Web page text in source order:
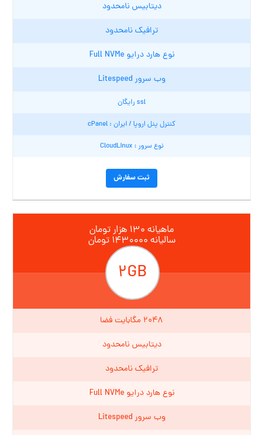
دیتابیس نامحدود
ترافیک نامحدود
نوع هارد درایو Full NVMe
وب سرور Litespeed
ssl رایگان
کنترل پنل اروپا / ایران : cPanel
نوع سرور : CloudLinux
ثبت سفارش
ماهیانه ۱۳۰ هزار تومان
سالیانه ۱۴۳۰۰۰۰ تومان
۲GB
۲۰۴۸ مگابایت فضا
دیتابیس نامحدود
ترافیک نامحدود
نوع هارد درایو Full NVMe
وب سرور Litespeed